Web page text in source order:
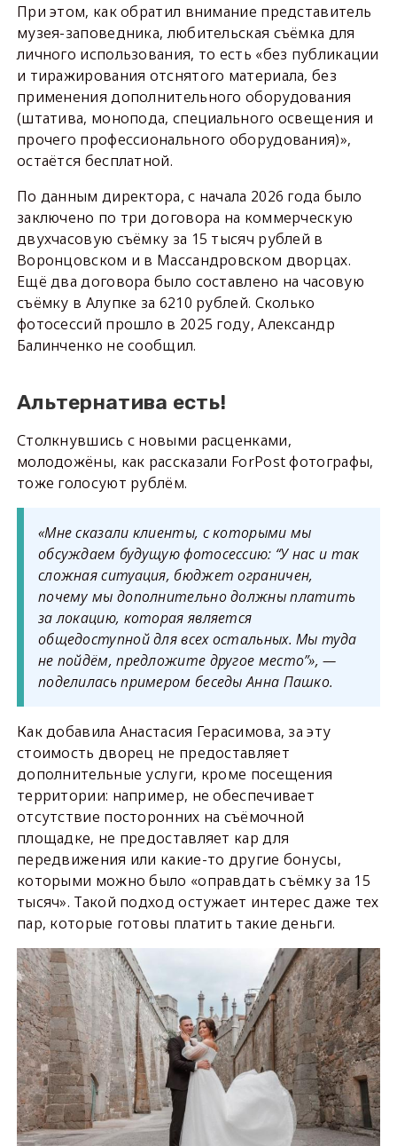
При этом, как обратил внимание представитель
музея-заповедника, любительская съёмка для
личного использования, то есть «без публикации
и тиражирования отснятого материала, без
применения дополнительного оборудования
(штатива, монопода, специального освещения и
прочего профессионального оборудования)»,
остаётся бесплатной.
По данным директора, с начала 2026 года было
заключено по три договора на коммерческую
двухчасовую съёмку за 15 тысяч рублей в
Воронцовском и в Массандровском дворцах.
Ещё два договора было составлено на часовую
съёмку в Алупке за 6210 рублей. Сколько
фотосессий прошло в 2025 году, Александр
Балинченко не сообщил.
Альтернатива есть!
Столкнувшись с новыми расценками,
молодожёны, как рассказали ForPost фотографы,
тоже голосуют рублём.
«Мне сказали клиенты, с которыми мы
обсуждаем будущую фотосессию: “У нас и так
сложная ситуация, бюджет ограничен,
почему мы дополнительно должны платить
за локацию, которая является
общедоступной для всех остальных. Мы туда
не пойдём, предложите другое место”», —
поделилась примером беседы Анна Пашко.
Как добавила Анастасия Герасимова, за эту
стоимость дворец не предоставляет
дополнительные услуги, кроме посещения
территории: например, не обеспечивает
отсутствие посторонних на съёмочной
площадке, не предоставляет кар для
передвижения или какие-то другие бонусы,
которыми можно было «оправдать съёмку за 15
тысяч». Такой подход остужает интерес даже тех
пар, которые готовы платить такие деньги.